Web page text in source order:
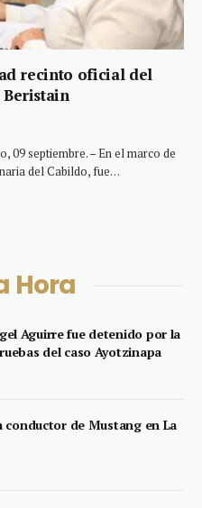
recinto oficial del
09 septiembre. – En el marco de
del Cabildo, fue…
Hora
Aguirre fue detenido por la
del caso Ayotzinapa
conductor de Mustang en La